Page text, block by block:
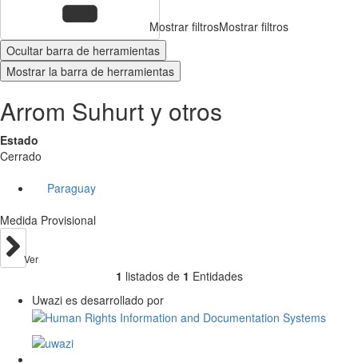
Mostrar filtrosMostrar filtros
Ocultar barra de herramientas
Mostrar la barra de herramientas
Arrom Suhurt y otros
Estado
Cerrado
Paraguay
Medida Provisional
Ver
1 listados de 1 Entidades
Uwazi es desarrollado por